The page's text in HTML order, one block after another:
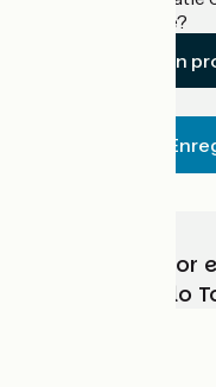
accommodatie?
Een
Kies, bereid
met France Vélo